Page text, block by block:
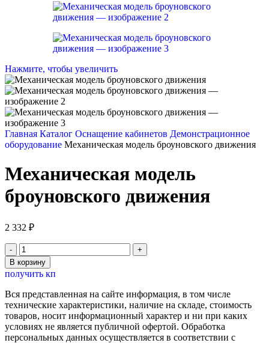
Нажмите, чтобы увеличить
Главная Каталог Оснащение кабинетов Демонстрационное
оборудование Механическая модель броуновского движения
Механическая модель
броуновского движения
2 332 ₽
Количество
товара
Механическая
модель
броуновского
движения
В корзину
получить кп
Вся представленная на сайте информация, в том числе
технические характеристики, наличие на складе, стоимость
товаров, носит информационный характер и ни при каких
условиях не является публичной офертой. Обработка
персональных данных осуществляется в соответствии с